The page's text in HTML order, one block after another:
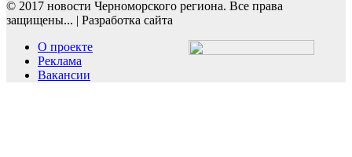
© 2017 новости Черноморского региона. Все права
защищены... | Разработка сайта
О проекте
Реклама
Вакансии